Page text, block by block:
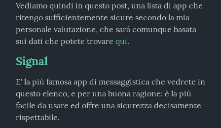
Vediamo quindi in questo post, una lista di app che
ritengo sufficientemente sicure secondo la mia
personale valutazione, che sarà comunque basata
sui dati che potete trovare qui.
Signal
E' la più famosa app di messaggistica che vedrete in
questo elenco, e per una buona ragione: è la più
facile da usare ed offre una sicurezza decisamente
rispettabile.